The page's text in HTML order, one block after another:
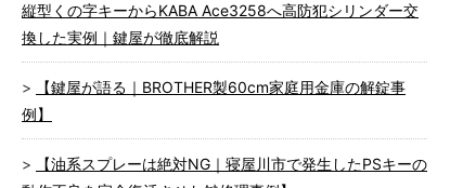
縦型くの字キーからKABA Ace3258へ高防犯シリンダー交
換した実例｜鍵屋が徹底解説
【鍵屋が語る｜BROTHER製60cm家庭用金庫の解錠事
例】
【油系スプレーは絶対NG｜寝屋川市で発生したPSキーの